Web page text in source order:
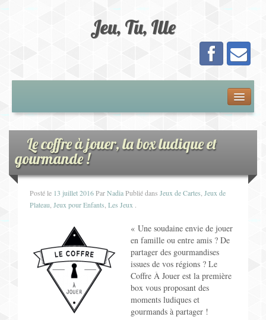
Jeu, Tu, Ille
Adhésion
Calendrier
Les Jeux
Jeux de Plateau
Jeux de Cartes
Jeux pour Enfants
Jeux de Rôle
Le coffre à jouer, la box ludique et
gourmande !
Posté le 13 juillet 2016ParNadiaPublié dans Jeux de Cartes Jeux de
Plateau Jeux pour Enfants Les Jeux
« Une soudaine envie de jouer
en famille ou entre amis ? De
partager des gourmandises
issues de vos régions ? Le
Coffre À Jouer est la première
box vous proposant des
moments ludiques et
gourmands à partager !